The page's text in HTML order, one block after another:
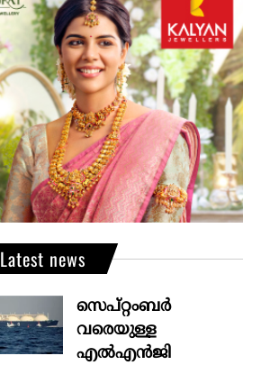
Latest news
സെപ്റ്റംബർ
വരെയുള്ള
എൽഎൻജി